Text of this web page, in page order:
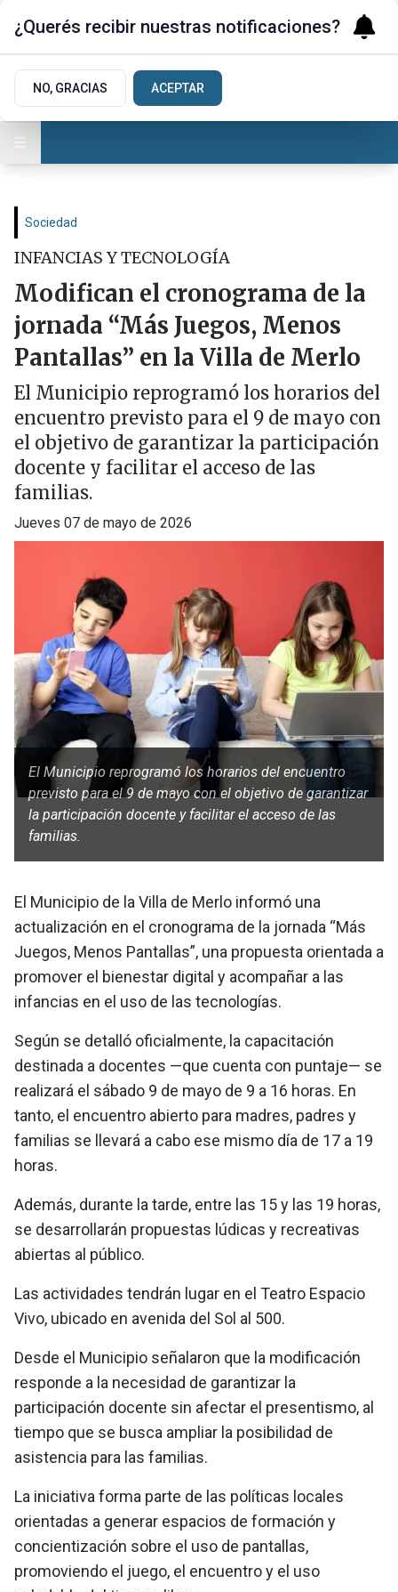
Sociedad
INFANCIAS Y TECNOLOGÍA
Modifican el cronograma de la
jornada “Más Juegos, Menos
Pantallas” en la Villa de Merlo
El Municipio reprogramó los horarios del
encuentro previsto para el 9 de mayo con
el objetivo de garantizar la participación
docente y facilitar el acceso de las
familias.
jueves 07 de mayo de 2026
El Municipio reprogramó los horarios del encuentro
previsto para el 9 de mayo con el objetivo de garantizar
la participación docente y facilitar el acceso de las
familias.
El Municipio de la Villa de Merlo informó una
actualización en el cronograma de la jornada “Más
Juegos, Menos Pantallas”, una propuesta orientada a
promover el bienestar digital y acompañar a las
infancias en el uso de las tecnologías.
Según se detalló oficialmente, la capacitación
destinada a docentes —que cuenta con puntaje— se
realizará el sábado 9 de mayo de 9 a 16 horas. En
tanto, el encuentro abierto para madres, padres y
familias se llevará a cabo ese mismo día de 17 a 19
horas.
Además, durante la tarde, entre las 15 y las 19 horas,
se desarrollarán propuestas lúdicas y recreativas
abiertas al público.
Las actividades tendrán lugar en el Teatro Espacio
Vivo, ubicado en avenida del Sol al 500.
Desde el Municipio señalaron que la modificación
responde a la necesidad de garantizar la
participación docente sin afectar el presentismo, al
tiempo que se busca ampliar la posibilidad de
asistencia para las familias.
La iniciativa forma parte de las políticas locales
orientadas a generar espacios de formación y
concientización sobre el uso de pantallas,
promoviendo el juego, el encuentro y el uso
¿Querés recibir nuestras notificaciones?
NO, GRACIAS ACEPTAR